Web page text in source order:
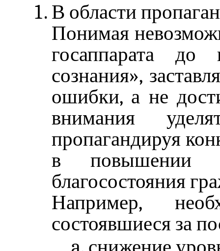
В области
Понимая
госаппарата
сознания»,
ошибки, а не
внимания
пропагандируя
в повышении
благосостояния
Например,
состоявшиеся за